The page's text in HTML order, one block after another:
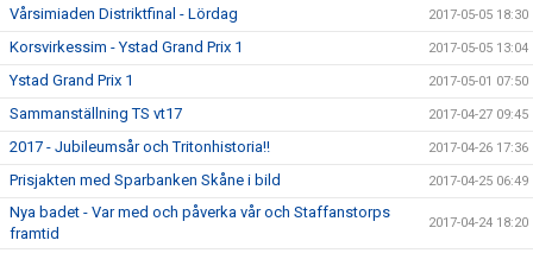
Vårsimiaden Distriktfinal - Lördag 2017-05-05 18:30
Korsvirkessim - Ystad Grand Prix 1 2017-05-05 13:04
Ystad Grand Prix 1 2017-05-01 07:50
Sammanställning TS vt17 2017-04-27 09:45
2017 - Jubileumsår och Tritonhistoria!! 2017-04-26 17:36
Prisjakten med Sparbanken Skåne i bild 2017-04-25 06:49
Nya badet - Var med och påverka vår och Staffanstorps
framtid
2017-04-24 18:20